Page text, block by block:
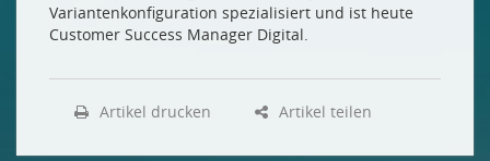
Variantenkonfiguration spezialisiert und ist heute
Customer Success Manager Digital.
Artikel drucken Artikel teilen